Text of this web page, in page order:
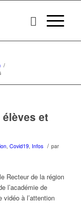
/
et
, Covid19, Infos / par
Recteur de la région
l’académie de
à l’attention